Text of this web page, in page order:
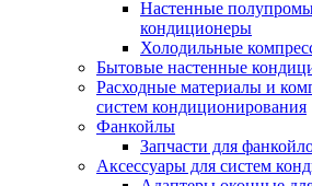
Настенные
кондиционеры
Холодильные
Бытовые настенные
Расходные материалы и
систем кондиционирования
Фанкойлы
Запчасти для
Аксессуары для систем